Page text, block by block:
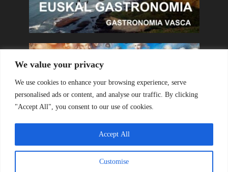
We value your privacy
We use cookies to enhance your browsing experience, serve
personalised ads or content, and analyse our traffic. By clicking
"Accept All", you consent to our use of cookies.
Customise
Accept All